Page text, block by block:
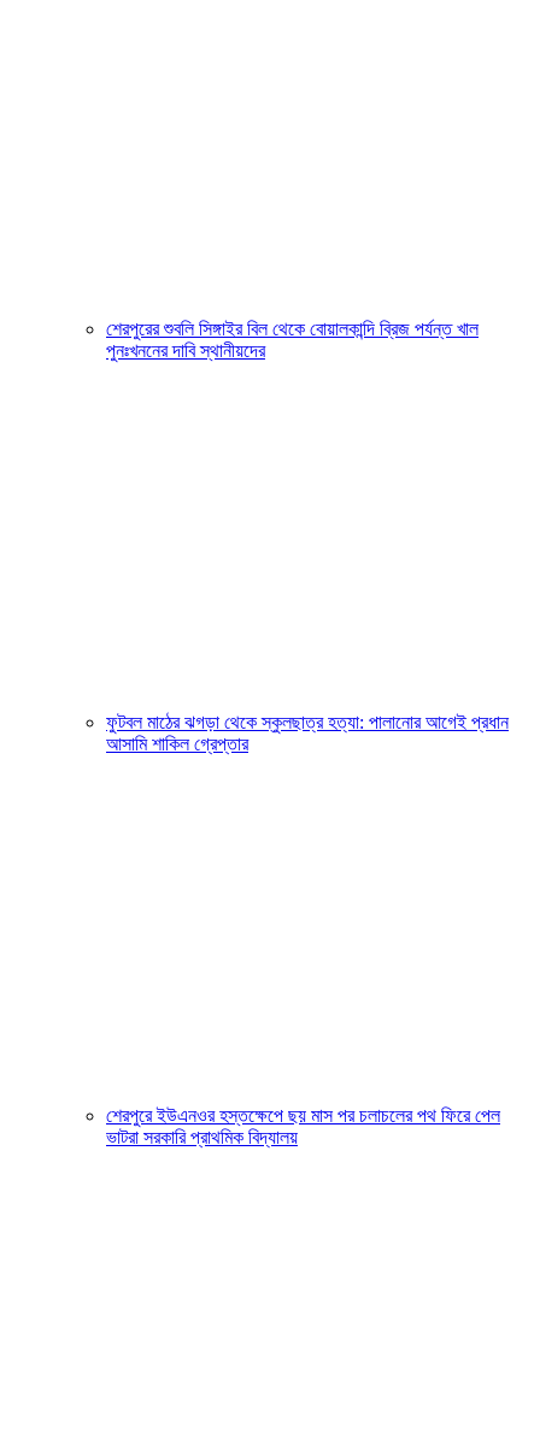
শেরপুরের শুবলি সিঙ্গাইর বিল থেকে বোয়ালকান্দি ব্রিজ পর্যন্ত খাল
পুনঃখননের দাবি স্থানীয়দের
ফুটবল মাঠের ঝগড়া থেকে স্কুলছাত্র হত্যা: পালানোর আগেই প্রধান
আসামি শাকিল গ্রেপ্তার
শেরপুরে ইউএনওর হস্তক্ষেপে ছয় মাস পর চলাচলের পথ ফিরে পেল
ভাটরা সরকারি প্রাথমিক বিদ্যালয়